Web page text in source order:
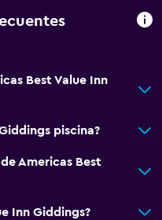
Best Value Inn
piscina?
Americas Best
Inn Giddings?